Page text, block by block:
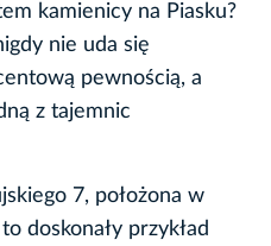
kamienicy na Piasku?
nie uda się
pewnością, a
z tajemnic
7, położona w
doskonały przykład